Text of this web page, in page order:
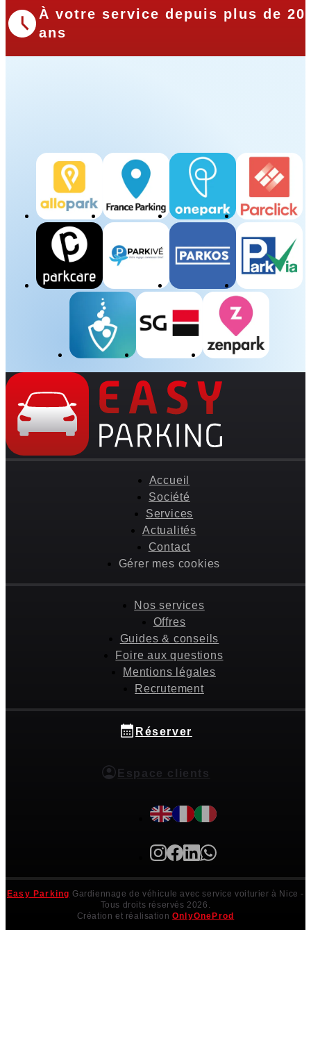
À votre service depuis plus de 20
ans
Accueil
Société
Services
Actualités
Contact
Gérer mes cookies
Nos services
Offres
Guides & conseils
Foire aux questions
Mentions légales
Recrutement
Réserver
Espace clients
Easy Parking Gardiennage de véhicule avec service voiturier à Nice -
Tous droits réservés 2026.
Création et réalisationOnlyOneProd